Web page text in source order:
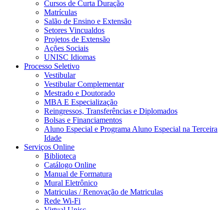
Cursos de Curta Duração
Matrículas
Salão de Ensino e Extensão
Setores Vincualdos
Projetos de Extensão
Ações Sociais
UNISC Idiomas
Processo Seletivo
Vestibular
Vestibular Complementar
Mestrado e Doutorado
MBA E Especialização
Reingressos, Transferências e Diplomados
Bolsas e Financiamentos
Aluno Especial e Programa Aluno Especial na Terceira
Idade
Serviços Online
Biblioteca
Catálogo Online
Manual de Formatura
Mural Eletrônico
Matriculas / Renovação de Matriculas
Rede Wi-Fi